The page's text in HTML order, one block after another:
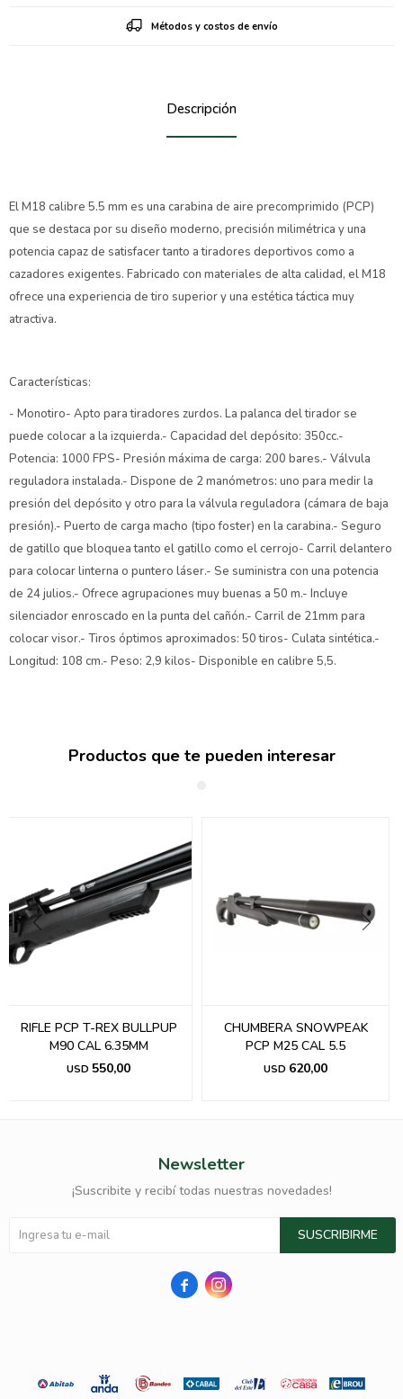
Métodos y costos de envío
Descripción
El M18 calibre 5.5 mm es una carabina de aire precomprimido (PCP)
que se destaca por su diseño moderno, precisión milimétrica y una
potencia capaz de satisfacer tanto a tiradores deportivos como a
cazadores exigentes. Fabricado con materiales de alta calidad, el M18
ofrece una experiencia de tiro superior y una estética táctica muy
atractiva.
Características:
- Monotiro- Apto para tiradores zurdos. La palanca del tirador se
puede colocar a la izquierda.- Capacidad del depósito: 350cc.-
Potencia: 1000 FPS- Presión máxima de carga: 200 bares.- Válvula
reguladora instalada.- Dispone de 2 manómetros: uno para medir la
presión del depósito y otro para la válvula reguladora (cámara de baja
presión).- Puerto de carga macho (tipo foster) en la carabina.- Seguro
de gatillo que bloquea tanto el gatillo como el cerrojo- Carril delantero
para colocar linterna o puntero láser.- Se suministra con una potencia
de 24 julios.- Ofrece agrupaciones muy buenas a 50 m.- Incluye
silenciador enroscado en la punta del cañón.- Carril de 21mm para
colocar visor.- Tiros óptimos aproximados: 50 tiros- Culata sintética.-
Longitud: 108 cm.- Peso: 2,9 kilos- Disponible en calibre 5,5.
Productos que te pueden interesar
RIFLE PCP T-REX BULLPUP
M90 CAL 6.35MM
USD 550,00
CHUMBERA SNOWPEAK
PCP M25 CAL 5.5
USD 620,00
Newsletter
¡Suscribite y recibí todas nuestras novedades!
SUSCRIBIRME
 